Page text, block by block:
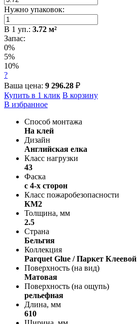
Нужно упаковок:
В 1 уп.: 3.72 м²
Запас:
0%
5%
10%
?
Ваша цена: 9 296.28 ₽
Купить в 1 клик В корзину
В избранное
Способ монтажа
На клей
Дизайн
Английская елка
Класс нагрузки
43
Фаска
с 4-х сторон
Класс пожаробезопасности
КМ2
Толщина, мм
2.5
Страна
Бельгия
Коллекция
Parquet Glue / Паркет Клеевой
Поверхность (на вид)
Матовая
Поверхность (на ощупь)
рельефная
Длина, мм
610